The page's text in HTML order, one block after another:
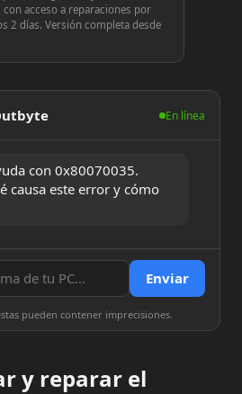
acceso a reparaciones por
2 días. Versión completa desde
En línea
con 0x80070035.
causa este error y cómo
Enviar
pueden contener imprecisiones.
y reparar el